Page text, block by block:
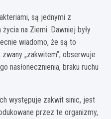
są jednymi z
na Ziemi. Dawniej były
wiadomo, że są to
„zakwitem”, obserwuje
nasłonecznienia, braku ruchu
występuje zakwit sinic, jest
przez te organizmy,